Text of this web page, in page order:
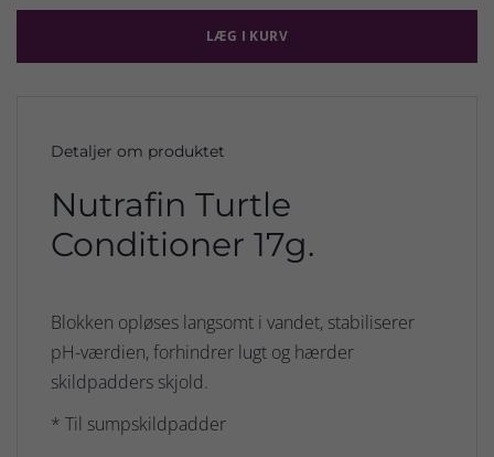
LÆG I KURV
Detaljer om produktet
Nutrafin Turtle
Conditioner 17g.
Blokken opløses langsomt i vandet, stabiliserer
pH-værdien, forhindrer lugt og hærder
skildpadders skjold.
* Til sumpskildpadder